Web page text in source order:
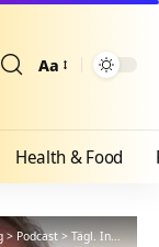
Aa
Health & Food
>Podcast>Tägl. Inspiration